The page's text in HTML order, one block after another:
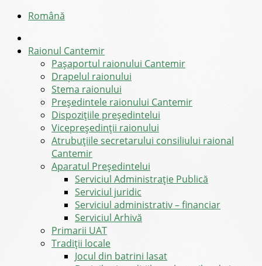
Română
Raionul Cantemir
Pașaportul raionului Cantemir
Drapelul raionului
Stema raionului
Preşedintele raionului Cantemir
Dispozițiile președintelui
Vicepreşedinţii raionului
Atrubuțiile secretarului consiliului raional
Cantemir
Aparatul Preşedintelui
Serviciul Administraţie Publică
Serviciul juridic
Serviciul administrativ – financiar
Serviciul Arhivă
Primarii UAT
Tradiții locale
Jocul din batrini lasat